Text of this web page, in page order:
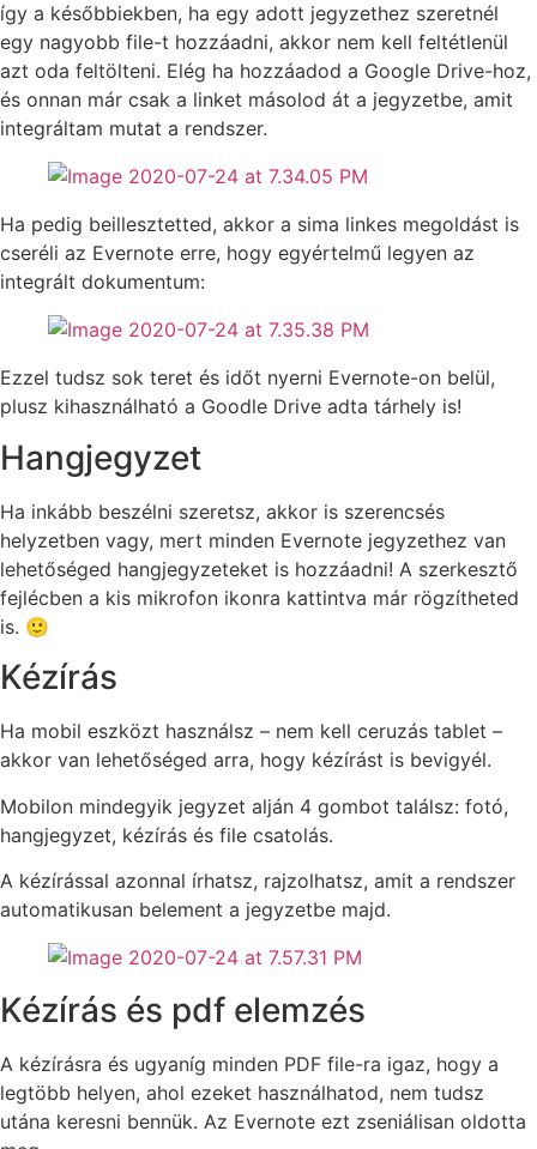
így a későbbiekben, ha egy adott jegyzethez szeretnél
egy nagyobb file-t hozzáadni, akkor nem kell feltétlenül
azt oda feltölteni. Elég ha hozzáadod a Google Drive-hoz,
és onnan már csak a linket másolod át a jegyzetbe, amit
integráltam mutat a rendszer.
Ha pedig beillesztetted, akkor a sima linkes megoldást is
cseréli az Evernote erre, hogy egyértelmű legyen az
integrált dokumentum:
Ezzel tudsz sok teret és időt nyerni Evernote-on belül,
plusz kihasználható a Goodle Drive adta tárhely is!
Hangjegyzet
Ha inkább beszélni szeretsz, akkor is szerencsés
helyzetben vagy, mert minden Evernote jegyzethez van
lehetőséged hangjegyzeteket is hozzáadni! A szerkesztő
fejlécben a kis mikrofon ikonra kattintva már rögzítheted
is. 🙂
Kézírás
Ha mobil eszközt használsz – nem kell ceruzás tablet –
akkor van lehetőséged arra, hogy kézírást is bevigyél.
Mobilon mindegyik jegyzet alján 4 gombot találsz: fotó,
hangjegyzet, kézírás és file csatolás.
A kézírással azonnal írhatsz, rajzolhatsz, amit a rendszer
automatikusan belement a jegyzetbe majd.
Kézírás és pdf elemzés
A kézírásra és ugyaníg minden PDF file-ra igaz, hogy a
legtöbb helyen, ahol ezeket használhatod, nem tudsz
utána keresni bennük. Az Evernote ezt zseniálisan oldotta